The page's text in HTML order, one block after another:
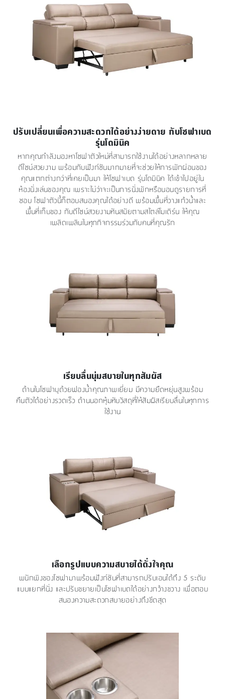
ปรับเปลี่ยนเพื่อความสะดวกได้อย่างง่ายดาย กับโซฟาเบด
รุ่นโดมินิค
หากคุณกำลังมองหาโซฟาตัวใหม่ที่สามารถใช้งานได้อย่างหลากหลาย
ดีไซน์สวยงาม พร้อมกับฟังก์ชันมากมายที่จะช่วยให้การพักผ่อนของ
คุณแตกต่างกว่าที่เคยเป็นมา ให้โซฟาเบด รุ่นโดมินิค ได้เข้าไปอยู่ใน
ห้องนั่งเล่นของคุณ เพราะไม่ว่าจะเป็นการนั่งพักหรือนอนดูรายการที่
ชอบ โซฟาตัวนี้ก็ตอบสนองคุณได้อย่างดี พร้อมพื้นที่วางแก้วน้ำและ
พื้นที่เก็บของ กับดีไซน์สวยงามทันสมัยตามสไตล์โมเดิร์น ให้คุณ
เพลิดเพลินในทุกกิจกรรมร่วมกับคนที่คุณรัก
เรียบลื่นนุ่มสบายในทุกสัมผัส
ด้านในโซฟาบุด้วยฟองน้ำคุณภาพเยี่ยม มีความยืดหยุ่นสูงพร้อม
คืนตัวได้อย่างรวดเร็ว ด้านนอกหุ้มทับวัสดุที่ให้สัมผัสเรียบลื่นในทุกการ
ใช้งาน
เลือกรูปแบบความสบายได้ดั่งใจคุณ
พนักพิงของโซฟามาพร้อมฟังก์ชันที่สามารถปรับเอนได้ถึง 5 ระดับ
แบบแยกที่นั่ง และปรับขยายเป็นโซฟาเบดได้อย่างกว้างขวาง เพื่อตอบ
สนองความสะดวกสบายอย่างถึงขีดสุด